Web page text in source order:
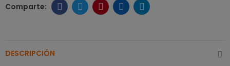
DESCRIPCIÓN